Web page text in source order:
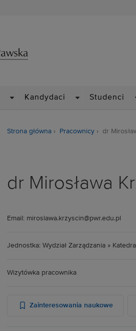
Kandydaci Studenci
Strona główna Pracownicy dr
dr Mirosława
Email: miroslawa.krzyscin@pwr.edu.pl
Jednostka: Wydział Zarządzania »
Wizytówka pracownika
Zainteresowania naukowe